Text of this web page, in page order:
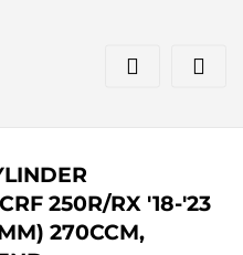
Dodaj zgłoszenie
250R/RX '18-'23
270CCM,